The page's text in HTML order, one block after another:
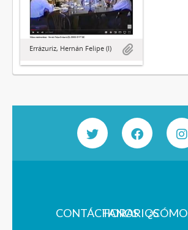
Errázuriz, Hernán Felipe (I)
CONTÁCTANOS
HORARIOS¿CÓMO